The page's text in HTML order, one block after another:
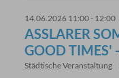
14.06.2026 11:00 - 12:00
ASSLARER
OOD TIMES' -
Städtische Veranstaltung